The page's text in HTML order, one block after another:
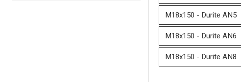
M18x150 - Durite AN5
M18x150 - Durite AN6
M18x150 - Durite AN8